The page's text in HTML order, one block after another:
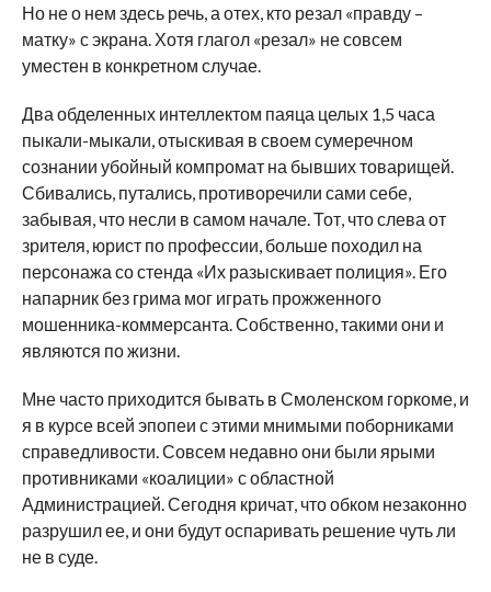
Но не о нем здесь речь, а отех, кто резал «правду –
матку» с экрана. Хотя глагол «резал» не совсем
уместен в конкретном случае.
Два обделенных интеллектом паяца целых 1,5 часа
пыкали-мыкали, отыскивая в своем сумеречном
сознании убойный компромат на бывших товарищей.
Сбивались, путались, противоречили сами себе,
забывая, что несли в самом начале. Тот, что слева от
зрителя, юрист по профессии, больше походил на
персонажа со стенда «Их разыскивает полиция». Его
напарник без грима мог играть прожженного
мошенника-коммерсанта. Собственно, такими они и
являются по жизни.
Мне часто приходится бывать в Смоленском горкоме, и
я в курсе всей эпопеи с этими мнимыми поборниками
справедливости. Совсем недавно они были ярыми
противниками «коалиции» с областной
Администрацией. Сегодня кричат, что обком незаконно
разрушил ее, и они будут оспаривать решение чуть ли
не в суде.